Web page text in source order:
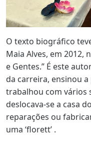
O texto biográfico
Maia Alves, em 2012,
e Gentes.” É este
da carreira, ensinou
trabalhou com vários
deslocava-se a casa
reparações ou
uma ‘florett’ .